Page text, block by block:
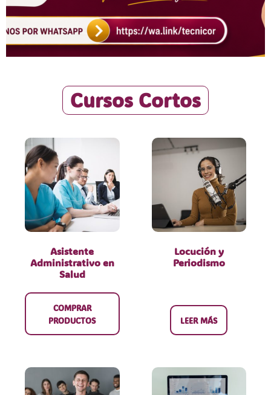
Cursos Cortos
Asistente
Administrativo en
Salud
COMPRAR
PRODUCTOS
Locución y
Periodismo
LEER MÁS